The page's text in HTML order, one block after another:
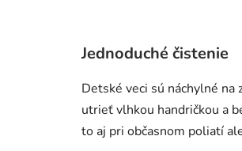
Jednoduché čistenie
Detské veci sú náchylné
utrieť vlhkou handričkou a
to aj pri občasnom poliatí